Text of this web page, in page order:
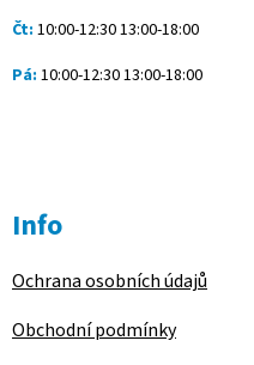
Čt: 10:00-12:30 13:00-18:00
Pá: 10:00-12:30 13:00-18:00
Info
Ochrana osobních údajů
Obchodní podmínky